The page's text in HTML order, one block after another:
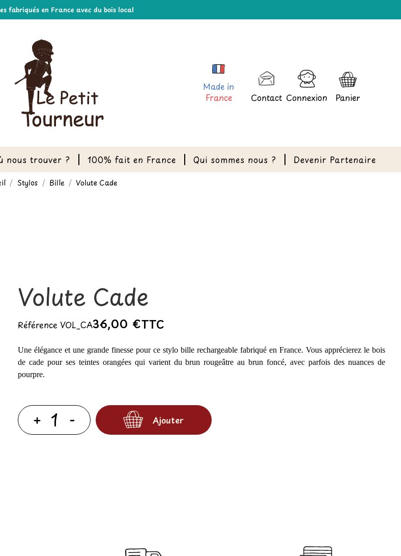
fabriqués en France avec du bois local
Panier
Connexion
Contact
Made in
France
nous trouver ? 100% fait en France Qui sommes nous ? Devenir Partenaire
Stylos Bille Volute Cade
Volute Cade
Référence VOL_CA36,00 €TTC
Une élégance et une grande finesse pour ce stylo bille rechargeable fabriqué en France. Vous apprécierez le bois
de cade pour ses teintes orangées qui varient du brun rougeâtre au brun foncé, avec parfois des nuances de
pourpre.
Ajouter